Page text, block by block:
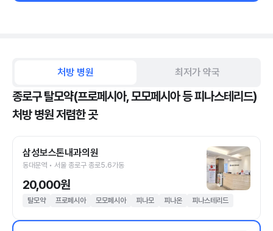
처방 병원 최저가 약국
종로구 탈모약(프로페시아, 모모페시아 등 피나스테리드)
처방 병원 저렴한 곳
삼성보스톤내과의원
동대문역 • 서울 종로구 종로5.6가동
20,000원
탈모약 프로페시아 모모페시아 피나모 피나온 피나스테리드